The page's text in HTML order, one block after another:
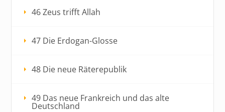
46 Zeus trifft Allah
47 Die Erdogan-Glosse
48 Die neue Räterepublik
49 Das neue Frankreich und das alte
Deutschland